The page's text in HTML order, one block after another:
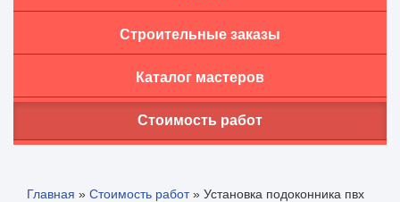
Строительные заказы
Каталог мастеров
Стоимость работ
Главная » Стоимость работ» Установка подоконника пвх